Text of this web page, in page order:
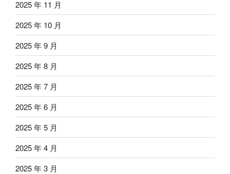
2025 年 11 月
2025 年 10 月
2025 年 9 月
2025 年 8 月
2025 年 7 月
2025 年 6 月
2025 年 5 月
2025 年 4 月
2025 年 3 月